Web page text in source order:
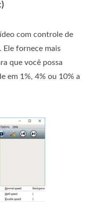
com controle de
fornece mais
que você possa
em 1%, 4% ou 10% a